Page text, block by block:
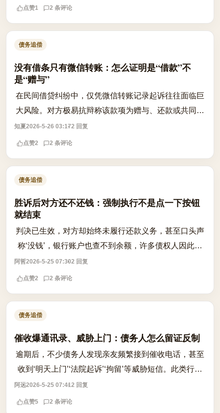
或仅对另一方（B）有义务，此时追...
点赞1 2 条评论
债务追偿
没有借条只有微信转账：怎么证明是“借款”不
是“赠与”
在民间借贷纠纷中，仅凭微信转账记录起诉往往面临巨
大风险。对方极易抗辩称该款项为赠与、还款或共同消
费，导致原告败诉。核心痛点在于缺乏“借贷合意”的直
接证据。根据相关司法解释，转账凭证...
知夏2026-5-26 03:172 回复
点赞2 2 条评论
债务追偿
胜诉后对方还不还钱：强制执行不是点一下按钮
就结束
判决已生效，对方却始终未履行还款义务，甚至口头声
称‘没钱’，银行账户也查不到余额，许多债权人因此陷
入焦虑：难道官司赢了也白忙一场？事实上，胜诉只是
追偿的第一步，强制执行程序远未结束...
阿哲2026-5-25 07:302 回复
点赞2 2 条评论
债务追偿
催收爆通讯录、威胁上门：债务人怎么留证反制
逾期后，不少债务人发现亲友频繁接到催收电话，甚至
收到‘明天上门’‘法院起诉’‘拘留’等威胁短信。此类行为
是否违法？如何有效留存证据并反制？根据《个人信息
保护法》第13条，未经同意不得...
阿远2026-5-25 07:412 回复
点赞5 2 条评论